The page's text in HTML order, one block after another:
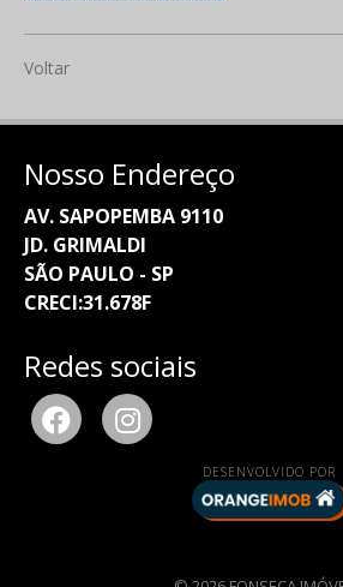
Voltar
Nosso Endereço
AV. SAPOPEMBA 9110
JD. GRIMALDI
SÃO PAULO - SP
CRECI:31.678F
Redes sociais
DESENVOLVIDO POR